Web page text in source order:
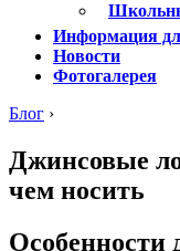
Информация
Новости
Фотогалерея
Блог ›
Джинсовые
чем носить
Особенности